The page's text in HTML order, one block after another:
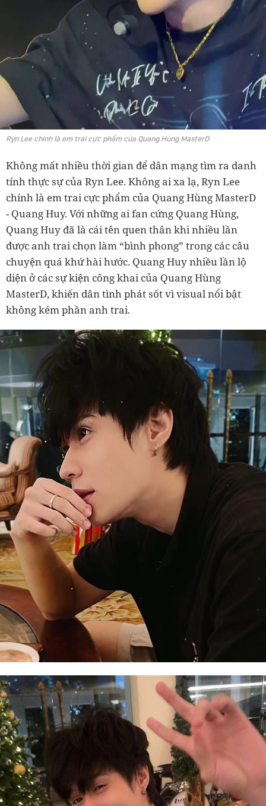
Ryn Lee chính là em trai cực phẩm của Quang Hùng MasterD
Không mất nhiều thời gian để dân mạng tìm ra danh
tính thực sự của Ryn Lee. Không ai xa lạ, Ryn Lee
chính là em trai cực phẩm của Quang Hùng MasterD
- Quang Huy. Với những ai fan cứng Quang Hùng,
Quang Huy đã là cái tên quen thân khi nhiều lần
được anh trai chọn làm “bình phong” trong các câu
chuyện quá khứ hài hước. Quang Huy nhiều lần lộ
diện ở các sự kiện công khai của Quang Hùng
MasterD, khiến dân tình phát sốt vì visual nổi bật
không kém phần anh trai.